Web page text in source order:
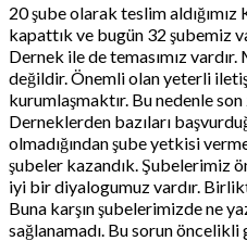
20 şube olarak teslim
kapattık ve bugün 32 şubemiz
Dernek ile de temasımız vardır.
değildir. Önemli olan yeterli
kurumlaşmaktır. Bu nedenle
Derneklerden bazıları
olmadığından şube yetkisi
şubeler kazandık. Şubelerimiz
iyi bir diyalogumuz vardır.
Buna karşın şubelerimizde ne
sağlanamadı. Bu sorun